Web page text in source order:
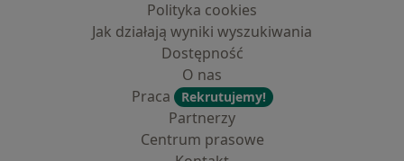
Polityka cookies
Jak działają wyniki wyszukiwania
Dostępność
O nas
Praca
Rekrutujemy!
Partnerzy
Centrum prasowe